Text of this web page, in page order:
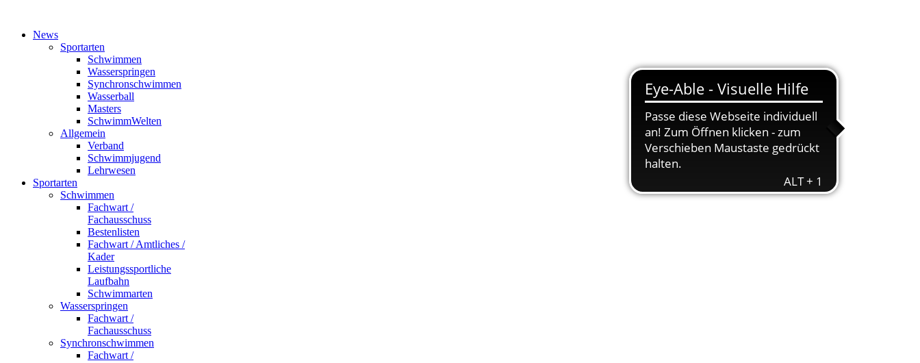
News
Sportarten
Schwimmen
Wasserspringen
Synchronschwimmen
Wasserball
Masters
SchwimmWelten
Allgemein
Verband
Schwimmjugend
Lehrwesen
Sportarten
Schwimmen
Fachwart /
Fachausschuss
Bestenlisten
Fachwart / Amtliches /
Kader
Leistungssportliche
Laufbahn
Schwimmarten
Wasserspringen
Fachwart /
Fachausschuss
Synchronschwimmen
Fachwart /